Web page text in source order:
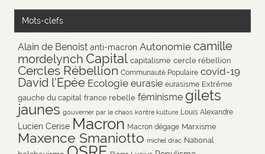
Mots-clefs
Alain de Benoist anti-macron Autonomie camille
mordelynch Capital capitalisme cercle rébellion
Cercles Rébellion Communauté Populaire covid-19
David l'Epée Ecologie eurasie eurasisme Extrême
gauche du capital france rebelle féminisme gilets
jaunes gouverner par le chaos kontre kulture Louis Alexandre
Lucien Cerise Macron Macron dégage Marxisme
Maxence Smaniotto michel drac National